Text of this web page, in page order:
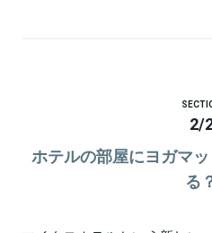
2/
ホテルの部屋にヨガマ
る